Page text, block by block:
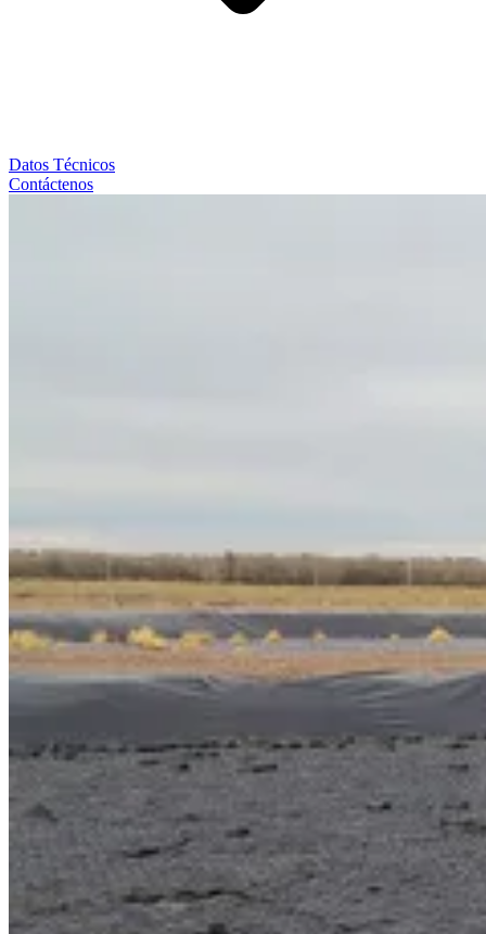
Datos Técnicos
Contáctenos